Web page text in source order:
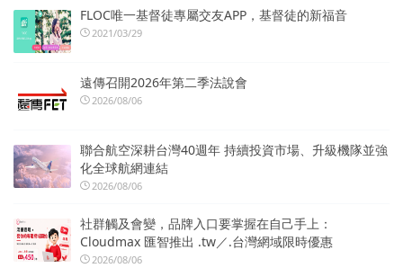
FLOC唯一基督徒專屬交友APP，基督徒的新福音
2021/03/29
遠傳召開2026年第二季法說會
2026/08/06
聯合航空深耕台灣40週年 持續投資市場、升級機隊並強
化全球航網連結
2026/08/06
社群觸及會變，品牌入口要掌握在自己手上：
Cloudmax 匯智推出 .tw／.台灣網域限時優惠
2026/08/06